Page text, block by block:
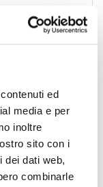
ed
media e per
inoltre
sito con i
dei dati web,
combinarle